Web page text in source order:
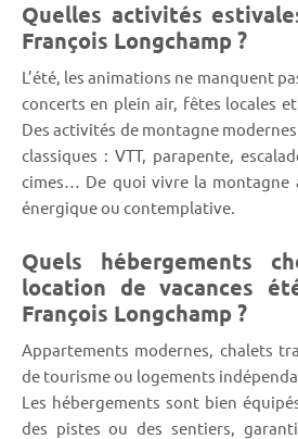
Quelles activités
François Longchamp ?
L’été, les animations ne manquent
concerts en plein air, fêtes locales
Des activités de montagne
classiques : VTT, parapente,
cimes… De quoi vivre la montagne
énergique ou contemplative.
Quels hébergements
location de vacances
François Longchamp ?
Appartements modernes, chalets
de tourisme ou logements
Les hébergements sont bien
des pistes ou des sentiers,